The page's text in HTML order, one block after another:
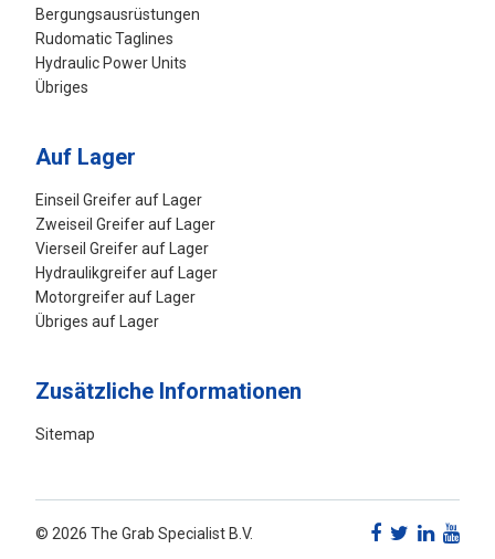
Bergungsausrüstungen
Rudomatic Taglines
Hydraulic Power Units
Übriges
Auf Lager
Einseil Greifer auf Lager
Zweiseil Greifer auf Lager
Vierseil Greifer auf Lager
Hydraulikgreifer auf Lager
Motorgreifer auf Lager
Übriges auf Lager
Zusätzliche Informationen
Sitemap
© 2026 The Grab Specialist B.V.